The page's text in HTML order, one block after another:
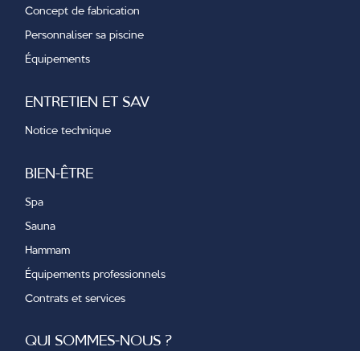
Concept de fabrication
Personnaliser sa piscine
Équipements
ENTRETIEN ET SAV
Notice technique
BIEN-ÊTRE
Spa
Sauna
Hammam
Équipements professionnels
Contrats et services
QUI SOMMES-NOUS ?